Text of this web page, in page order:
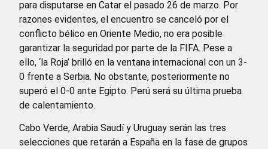
para disputarse en Catar el pasado 26 de marzo. Por
razones evidentes, el encuentro se canceló por el
conflicto bélico en Oriente Medio, no era posible
garantizar la seguridad por parte de la FIFA. Pese a
ello, ‘la Roja’ brilló en la ventana internacional con un 3-
0 frente a Serbia. No obstante, posteriormente no
superó el 0-0 ante Egipto. Perú será su última prueba
de calentamiento.
Cabo Verde, Arabia Saudí y Uruguay serán las tres
selecciones que retarán a España en la fase de grupos